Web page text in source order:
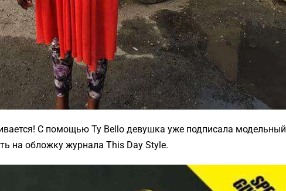
С помощью Ty Bello девушка уже подписала модельный
на обложку журнала This Day Style.